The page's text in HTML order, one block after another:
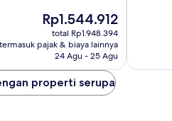
Harga
sekarang
Rp1.544.912
Rp1.544.912
total Rp1.948.394
termasuk pajak & biaya lainnya
24 Agu - 25 Agu
properti serupa